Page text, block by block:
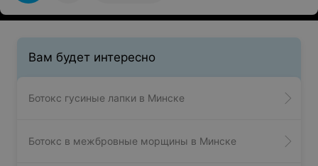
Вам будет интересно
Ботокс гусиные лапки в Минске
Ботокс в межбровные морщины в Минске